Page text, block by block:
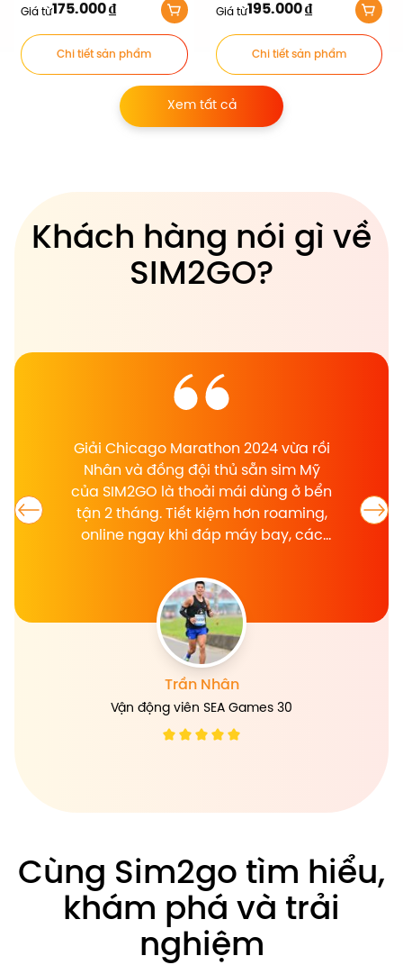
Giá từ175.000₫
Chi tiết sản phẩm
Giá từ195.000₫
Chi tiết sản phẩm
Xem tất cả
Khách hàng nói gì về
SIM2GO?
Giải Chicago Marathon 2024 vừa rồi
Nhân và đồng đội thủ sẵn sim Mỹ
của SIM2GO là thoải mái dùng ở bển
tận 2 tháng. Tiết kiệm hơn roaming,
online ngay khi đáp máy bay, các
nhiệm.
Trần Nhân
Vận động viên SEA Games 30
Cùng Sim2go tìm hiểu,
khám phá và trải
nghiệm